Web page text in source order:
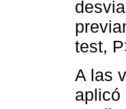
test,
A las
aplicó